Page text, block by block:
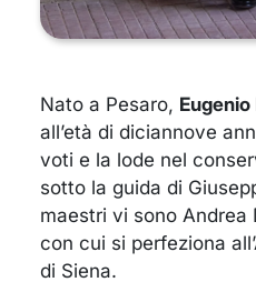
Nato a Pesaro, Eugenio
all’età di diciannove
voti e la lode nel
sotto la guida di
maestri vi sono Andrea
con cui si perfeziona
di Siena.